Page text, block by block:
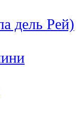
дель Рей)